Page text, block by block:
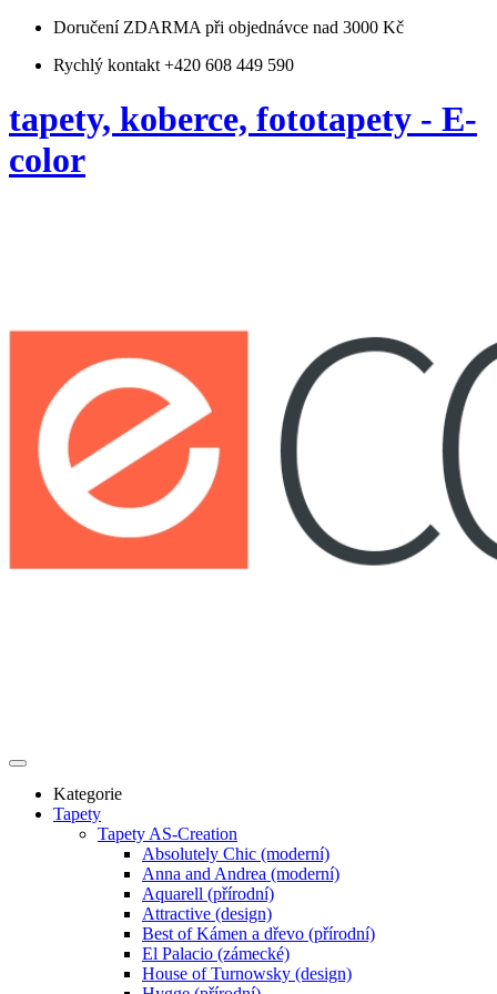
Doručení ZDARMA při objednávce nad 3000 Kč
Rychlý kontakt +420 608 449 590
tapety, koberce, fototapety - E-
color
Kategorie
Tapety
Tapety AS-Creation
Absolutely Chic (moderní)
Anna and Andrea (moderní)
Aquarell (přírodní)
Attractive (design)
Best of Kámen a dřevo (přírodní)
El Palacio (zámecké)
House of Turnowsky (design)